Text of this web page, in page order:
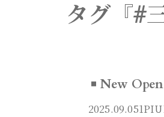
タグ『#
New